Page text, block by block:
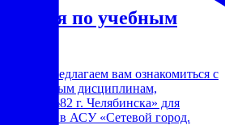
по учебным
Предлагаем вам ознакомиться с
по учебным дисциплинам,
№82 г. Челябинска» для
балла в АСУ «Сетевой город.